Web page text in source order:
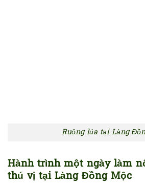
Ruộng lúa tại Làng
Hành trình một ngày làm
thú vị tại Làng Đồng Mộc